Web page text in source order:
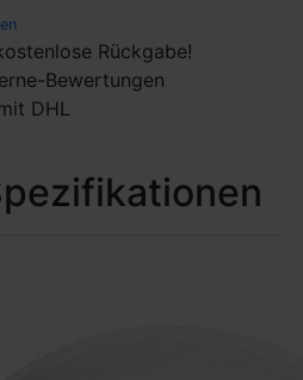
Rückgabe!
Bewertungen
DHL